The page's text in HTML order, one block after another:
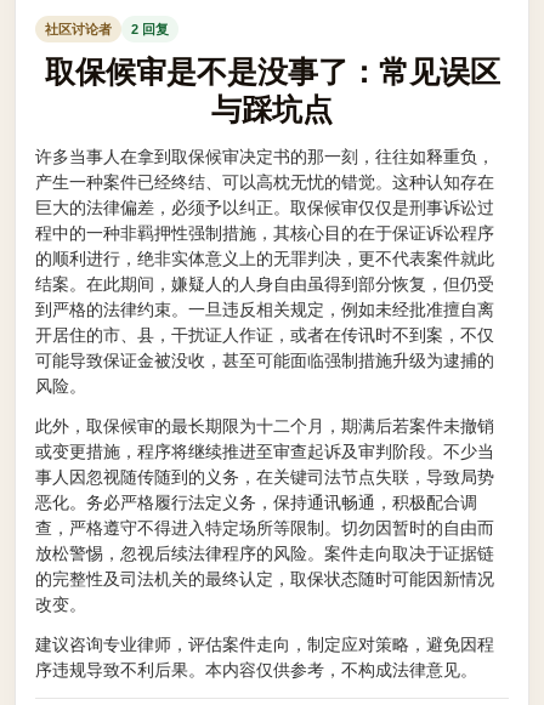
社区讨论者 2 回复
取保候审是不是没事了：常见误区
与踩坑点
许多当事人在拿到取保候审决定书的那一刻，往往如释重负，
产生一种案件已经终结、可以高枕无忧的错觉。这种认知存在
巨大的法律偏差，必须予以纠正。取保候审仅仅是刑事诉讼过
程中的一种非羁押性强制措施，其核心目的在于保证诉讼程序
的顺利进行，绝非实体意义上的无罪判决，更不代表案件就此
结案。在此期间，嫌疑人的人身自由虽得到部分恢复，但仍受
到严格的法律约束。一旦违反相关规定，例如未经批准擅自离
开居住的市、县，干扰证人作证，或者在传讯时不到案，不仅
可能导致保证金被没收，甚至可能面临强制措施升级为逮捕的
风险。
此外，取保候审的最长期限为十二个月，期满后若案件未撤销
或变更措施，程序将继续推进至审查起诉及审判阶段。不少当
事人因忽视随传随到的义务，在关键司法节点失联，导致局势
恶化。务必严格履行法定义务，保持通讯畅通，积极配合调
查，严格遵守不得进入特定场所等限制。切勿因暂时的自由而
放松警惕，忽视后续法律程序的风险。案件走向取决于证据链
的完整性及司法机关的最终认定，取保状态随时可能因新情况
改变。
建议咨询专业律师，评估案件走向，制定应对策略，避免因程
序违规导致不利后果。本内容仅供参考，不构成法律意见。